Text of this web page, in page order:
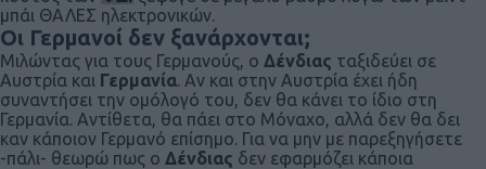
μπάι ΘΑΛΕΣ ηλεκτρονικών.
Οι Γερμανοί δεν ξανάρχονται;
Μιλώντας για τους Γερμανούς, ο Δένδιας ταξιδεύει σε
Αυστρία και Γερμανία. Αν και στην Αυστρία έχει ήδη
συναντήσει την ομόλογό του, δεν θα κάνει το ίδιο στη
Γερμανία. Αντίθετα, θα πάει στο Μόναχο, αλλά δεν θα δει
καν κάποιον Γερμανό επίσημο. Για να μην με παρεξηγήσετε
-πάλι- θεωρώ πως ο Δένδιας δεν εφαρμόζει κάποια